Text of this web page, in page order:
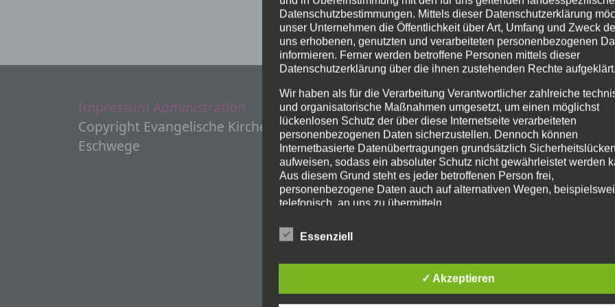
Impressum Administration
Copyright Evangelische Kirchen
Eschwege
Datenschutzbestimmungen. Mittels dieser Datenschutzerklärung
unser Unternehmen die Öffentlichkeit über Art, Umfang und Zweck
uns erhobenen, genutzten und verarbeiteten personenbezogenen
informieren. Ferner werden betroffene Personen mittels dieser
Datenschutzerklärung über die ihnen zustehenden Rechte aufgeklärt.
Wir haben als für die Verarbeitung Verantwortlicher zahlreiche
und organisatorische Maßnahmen umgesetzt, um einen möglichst
lückenlosen Schutz der über diese Internetseite verarbeiteten
personenbezogenen Daten sicherzustellen. Dennoch können
Internetbasierte Datenübertragungen grundsätzlich Sicherheitslücken
aufweisen, sodass ein absoluter Schutz nicht gewährleistet werden
Aus diesem Grund steht es jeder betroffenen Person frei,
personenbezogene Daten auch auf alternativen Wegen,
telefonisch, an uns zu übermitteln.
Begriffsbestimmungen
Datenschutz-Grundverordnung (DS-GVO) verwendet wurden. Unsere
Datenschutzerklärung soll sowohl für die Öffentlichkeit als auch für
Essenziell
✓ Akzeptieren